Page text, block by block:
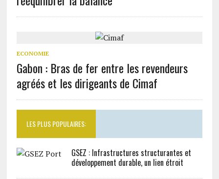
ECONOMIE
Gabon : Bras de fer entre les revendeurs
agréés et les dirigeants de Cimaf
LES PLUS POPULAIRES:
GSEZ : Infrastructures structurantes et
développement durable, un lien étroit